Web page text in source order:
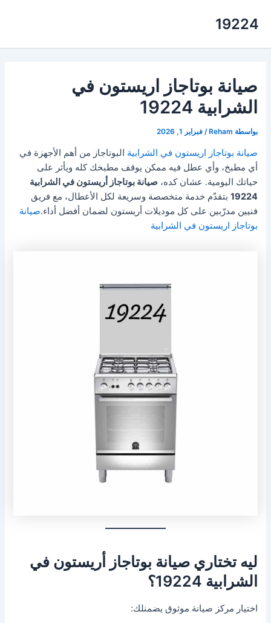
19224
صيانة بوتاجاز اريستون في
الشرابية 19224
بواسطة Reham
/فبراير 1, 2026
صيانة بوتاجاز اريستون في الشرابية البوتاجاز من أهم الأجهزة في
أي مطبخ، وأي عطل فيه ممكن يوقف مطبخك كله ويأثر على
حياتك اليومية. عشان كده،صيانة بوتاجاز أريستون في الشرابية
19224 بتقدّم خدمة متخصصة وسريعة لكل الأعطال، مع فريق
فنيين مدرّبين على كل موديلات أريستون لضمان أفضل أداء.صيانة
بوتاجاز اريستون في الشرابية
ليه تختاري صيانة بوتاجاز أريستون في
الشرابية 19224؟
اختيار مركز صيانة موثوق يضمنلك: